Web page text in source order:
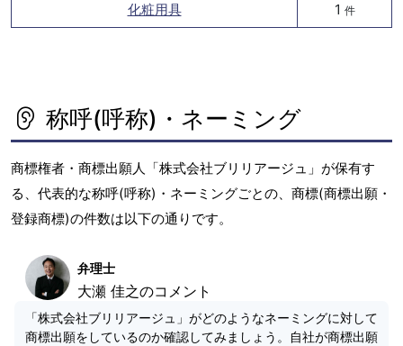
化粧用具
1 件
称呼(呼称)・ネーミング
商標権者・商標出願人「株式会社ブリリアージュ」が保有す
る、代表的な称呼(呼称)・ネーミングごとの、商標(商標出願・
登録商標)の件数は以下の通りです。
弁理士
大瀬 佳之のコメント
「株式会社ブリリアージュ」がどのようなネーミングに対して
商標出願をしているのか確認してみましょう。自社が商標出願